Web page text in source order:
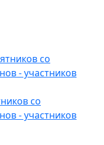
со
- участников